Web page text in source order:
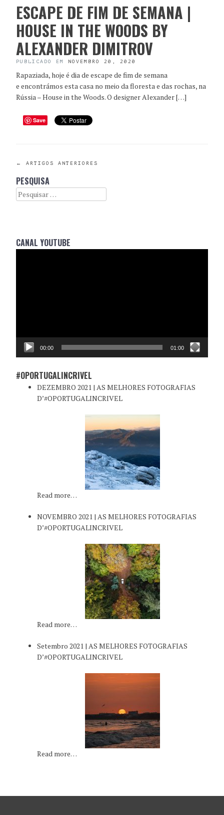
ESCAPE DE FIM DE SEMANA |
HOUSE IN THE WOODS BY
ALEXANDER DIMITROV
PUBLICADO EM NOVEMBRO 20, 2020
Rapaziada, hoje é dia de escape de fim de semana
e encontrámos esta casa no meio da floresta e das rochas, na
Rússia – House in the Woods. O designer Alexander […]
Save
POST
NAVIGATION
← ARTIGOS ANTERIORES
PESQUISA
Search
CANAL YOUTUBE
00:00 01:00
#OPORTUGALINCRIVEL
DEZEMBRO 2021 | AS MELHORES FOTOGRAFIAS
D’#OPORTUGALINCRIVEL
Read more…
NOVEMBRO 2021 | AS MELHORES FOTOGRAFIAS
D’#OPORTUGALINCRIVEL
Read more…
Setembro 2021 | AS MELHORES FOTOGRAFIAS
D’#OPORTUGALINCRIVEL
Read more…